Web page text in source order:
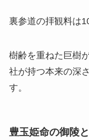
裏参道の拝観料は
樹齢を重ねた巨樹
社が持つ本来の深
す。
豊玉姫命の御陵